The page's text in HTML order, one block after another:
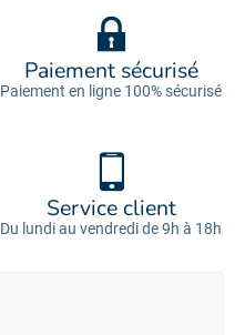
Paiement sécurisé
Paiement en ligne 100% sécurisé
Service client
Du lundi au vendredi de 9h à 18h